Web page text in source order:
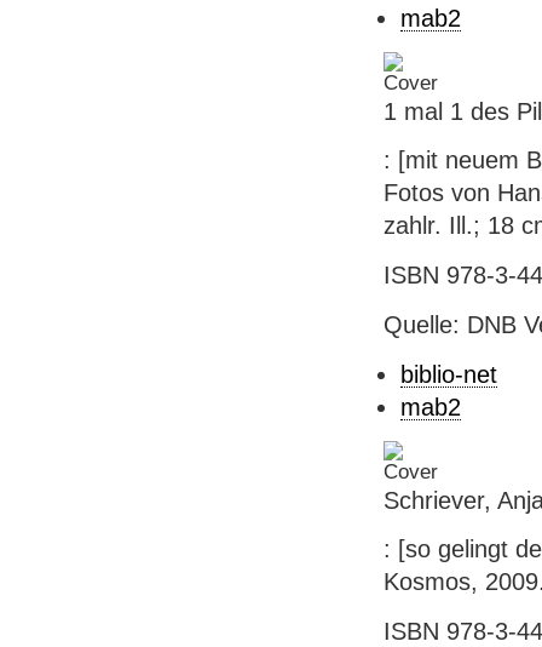
mab2
1 mal 1 des
: [mit neuem
Fotos von
zahlr. Ill.; 18
ISBN 978-3-
Quelle: DNB
biblio-net
mab2
Schriever,
: [so gelingt
Kosmos,
ISBN 978-3-